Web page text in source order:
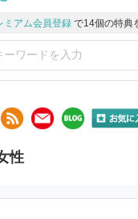
ミアム会員登録 で14個の特典
性